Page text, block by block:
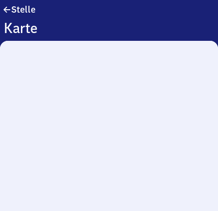
Stelle
Karte